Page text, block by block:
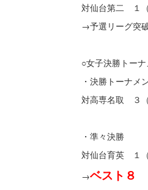
対仙台第二 １
→予選リーグ突
○女子決勝トーナ
・決勝トーナメ
対高専名取 ３
・準々決勝
対仙台育英 １
→ベスト８